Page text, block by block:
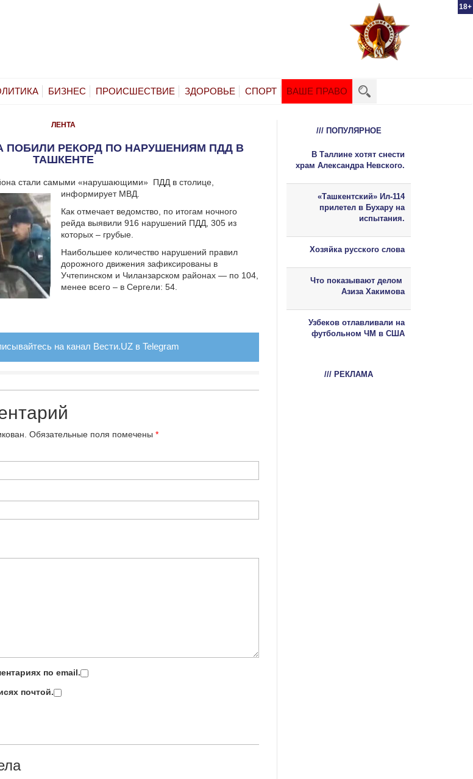
18+
БИЗНЕС ПРОИСШЕСТВИЕ ЗДОРОВЬЕ СПОРТ ВАШЕ ПРАВО
ЛЕНТА
ПОБИЛИ РЕКОРД ПО НАРУШЕНИЯМ ПДД В
ТАШКЕНТЕ
стали самыми «нарушающими» ПДД в столице,
информирует МВД.
Как отмечает ведомство, по итогам ночного
рейда выявили 916 нарушений ПДД, 305 из
которых – грубые.
Наибольшее количество нарушений правил
дорожного движения зафиксированы в
Учтепинском и Чиланзарском районах — по 104,
менее всего – в Сергели: 54.
на канал Вести.UZ в Telegram
Обязательные поля помечены *
по email.
почтой.
/// ПОПУЛЯРНОЕ
В Таллине хотят снести
храм Александра Невского.
«Ташкентский» Ил-114
прилетел в Бухару на
испытания.
Хозяйка русского слова
Что показывают делом
Азиза Хакимова
Узбеков отлавливали на
футбольном ЧМ в США
/// РЕКЛАМА